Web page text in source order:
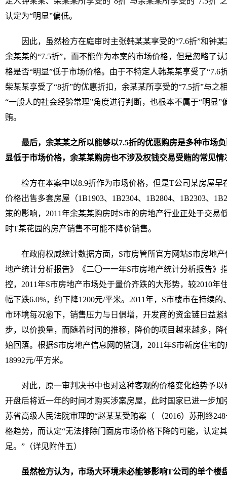
认定为“明显”偏低。
因此，虽然检方在庭审时主张韩某某享受的“7.6折”和钟
余某某的“7.5折”，而不能作为本案的市场价格，但是忽略了
格是否“明显”低于市场价格。由于不特定人韩某某享受了“7.6
柴某某享受了“8折”的优惠折扣，余某某所享受的“7.5折”与之
“一般人的社会经验常理”角度进行判断，也根本不属于“明显
贿。
最后，余某某之所以能够以7.5折的优惠购房是多种市场
显低于市场价格，余某某购房也不涉及权钱交易受贿的常见情
检方在本案中以8.9折作为市场价格，但是T公司某房屋早
价格出售多套房屋（1B1903、1B2304、1B2804、1B2303、
策的影响，2011年余某某购房时S市的房地产行业正处于交易
时T某花园的房产销售不可能不降价销售。
在政府权威统计数据方面，S市房管所官方网站S市房地
地产统计分析报告》《二〇一一年S市房地产统计分析报告》
控，2011年S市房地产市场处于量价齐跌的大形势，较2010年
幅下跌6.0%，约下降1200元/平米。2011年，S市楼市在持续
市环境每况愈下，销售压力与日俱增，开发商的资金链日益
步，以价换量，而随着时间的推移，降价的项目越来越多，
始回落。根据S市房地产信息网的监测，2011年S市新房住宅
18992元/平方米。
对此，原一审判决书中也对这种客观的价格变化趋势予
开盘后将近一年的时间才购买涉案房屋，此时国家已进一步
苏省高级人民法院审理的“赵某某受贿案（ （2016）苏刑终
格趋势，而认定“无法排除门面房市场价格下降的可能，认定
足。”（详见附件五）
虽然检方认为，市场大环境未必能够影响T公司的单个楼